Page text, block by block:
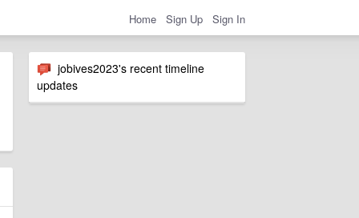
Home Sign Up Sign In
jobives2023's recent timeline
updates